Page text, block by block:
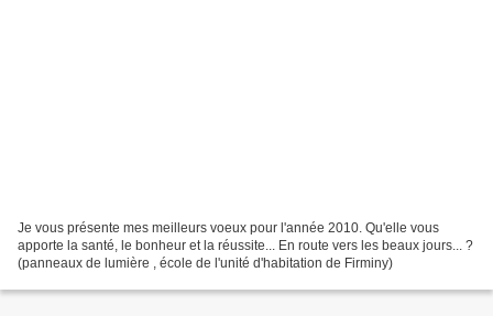
Je vous présente mes meilleurs voeux pour l'année 2010. Qu'elle vous
apporte la santé, le bonheur et la réussite... En route vers les beaux jours... ?
(panneaux de lumière , école de l'unité d'habitation de Firminy)